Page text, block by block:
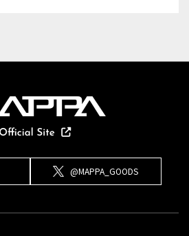
@MAPPA_GOODS